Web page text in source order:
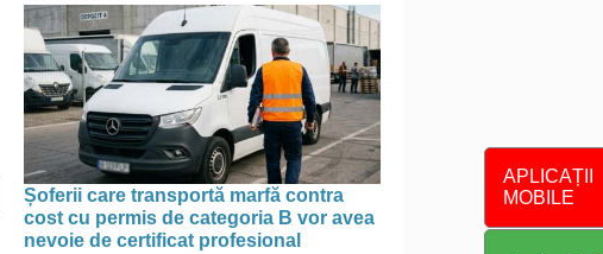
APLICAȚII
MOBILE
Șoferii care transportă marfă contra
cost cu permis de categoria B vor avea
nevoie de certificat profesional